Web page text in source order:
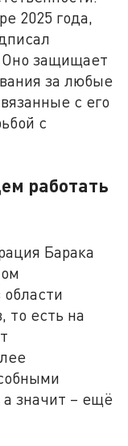
2025 года,
Оно защищает
за любые
с его
с
работать
Барака
то есть на
а значит – ещё